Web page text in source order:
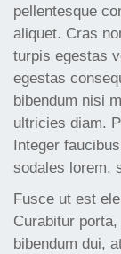
pellentesque
aliquet. Cras
turpis egestas
egestas
bibendum nisi
ultricies diam.
Integer
sodales lorem,
Fusce ut est
Curabitur
bibendum dui,